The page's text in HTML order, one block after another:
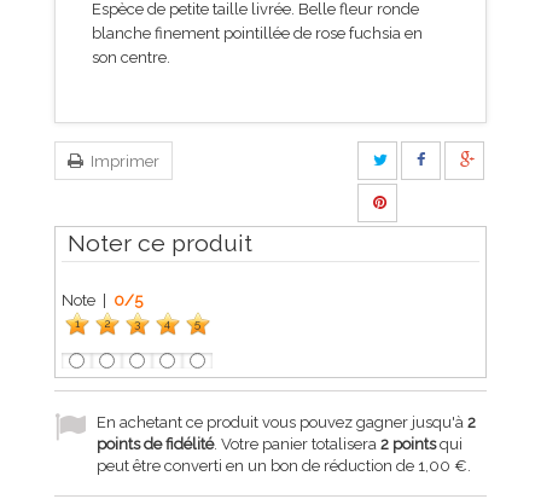
Espèce de petite taille livrée. Belle fleur ronde
blanche finement pointillée de rose fuchsia en
son centre.
Imprimer
Noter ce produit
Note | 0/5
1 2 3 4 5
En achetant ce produit vous pouvez gagner jusqu'à 2
points de fidélité. Votre panier totalisera 2 pointsqui
peut être converti en un bon de réduction de 1,00 €